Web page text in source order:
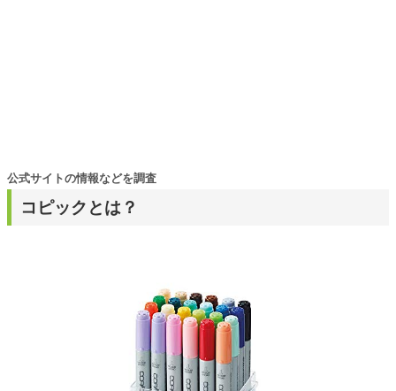
コピックとは？
公式サイトの情報などを調査